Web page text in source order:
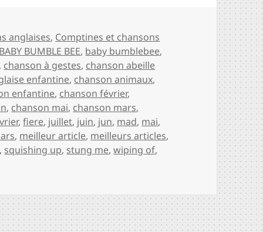
anglaises, Comptines et chansons
BABY BUMBLE BEE, baby bumblebee,
, chanson à gestes, chanson abeille
enfantine, chanson animaux,
enfantine, chanson février,
, chanson mai, chanson mars,
,fiere, juillet, juin, jun, mad, mai,
, meilleur article, meilleurs articles,
, squishing up, stung me,wiping of,